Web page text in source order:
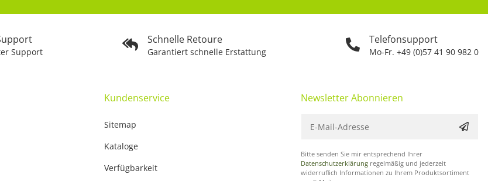
Support
Schnelle Retoure
Garantiert schnelle Erstattung
Telefonsupport
Mo-Fr. +49 (0)57 41 90 982 0
Kundenservice
Sitemap
Kataloge
Verfügbarkeit
Newsletter Abonnieren
Bitte senden Sie mir entsprechend Ihrer
Datenschutzerklärung regelmäßig und jederzeit
widerruflich Informationen zu Ihrem Produktsortiment